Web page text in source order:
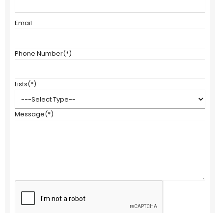
Email
Phone Number(*)
Lists(*)
Message(*)